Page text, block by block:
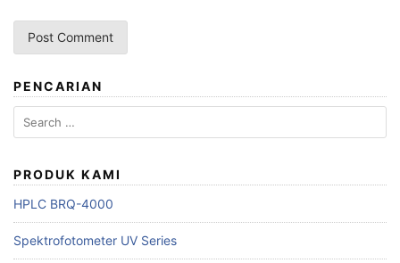
PENCARIAN
Search
for:
PRODUK KAMI
HPLC BRQ-4000
Spektrofotometer UV Series